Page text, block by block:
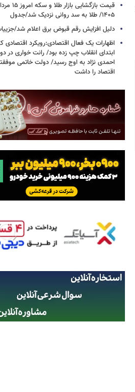
قیمت بازگشایی
۱۴۰۵/ طلا به سد روانی نزدیک شد/جدول
دلیل افزایش رقم قبوض برق اعلام شد/
اظهارات یک فعال اقتصادی:رویکرد اقتصادی
ابتدای انقلاب چپ زده بود/ رانت خواری در
احمدی نژاد به اوج رسید/ دولت خاتمی
اقتصاد را داشت